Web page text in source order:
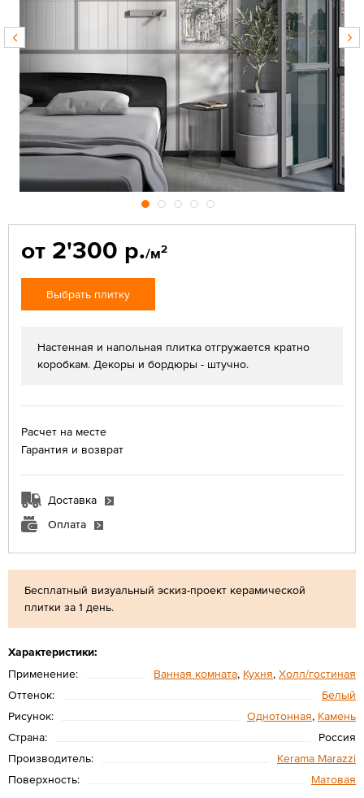
Бесплатный визуальный эскиз-проект керамической
плитки за 1 день.
Характеристики:
Применение:
Ванная комната, Кухня, Холл/гостиная
Оттенок:
Белый
Рисунок:
Однотонная, Камень
Страна:
Россия
Производитель:
Kerama Marazzi
Поверхность:
Матовая
от 2'300 р./м2
Выбрать плитку
Настенная и напольная плитка отгружается кратно
коробкам. Декоры и бордюры - штучно.
Расчет на месте
Гарантия и возврат
Доставка
Оплата